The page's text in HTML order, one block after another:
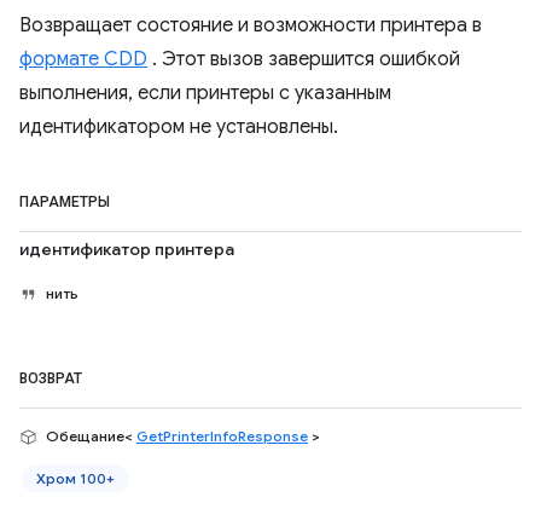
Возвращает состояние и возможности принтера в
формате CDD . Этот вызов завершится ошибкой
выполнения, если принтеры с указанным
идентификатором не установлены.
ПАРАМЕТРЫ
идентификатор принтера
нить
ВОЗВРАТ
Обещание< GetPrinterInfoResponse >
Хром 100+